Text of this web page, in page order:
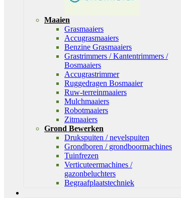
Maaien
Grasmaaiers
Accugrasmaaiers
Benzine Grasmaaiers
Grastrimmers / Kantentrimmers /
Bosmaaiers
Accugrastrimmer
Ruggedragen Bosmaaier
Ruw-terreinmaaiers
Mulchmaaiers
Robotmaaiers
Zitmaaiers
Grond Bewerken
Drukspuiten / nevelspuiten
Grondboren / grondboormachines
Tuinfrezen
Verticuteermachines /
gazonbeluchters
Begraafplaatstechniek